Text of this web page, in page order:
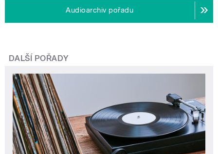
Audioarchiv pořadu
DALŠÍ POŘADY